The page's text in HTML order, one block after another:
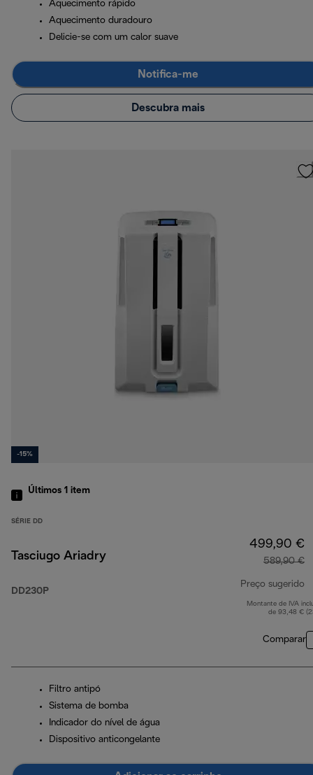
Aquecimento rápido
Aquecimento duradouro
Delicie-se com um calor suave
Notifica-me
Descubra mais
-15%
Últimos 1 item
SÉRIE DD
Tasciugo Ariadry
DD230P
499,90 €
589,90 €
Preço sugerido
Montante de IVA
de 93,48 €
Comparar
Filtro antipó
Sistema de bomba
Indicador do nível de água
Dispositivo anticongelante